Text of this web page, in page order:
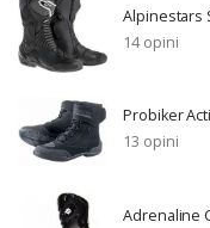
Alpinestars
14 opini
Probiker
13 opini
Adrenaline